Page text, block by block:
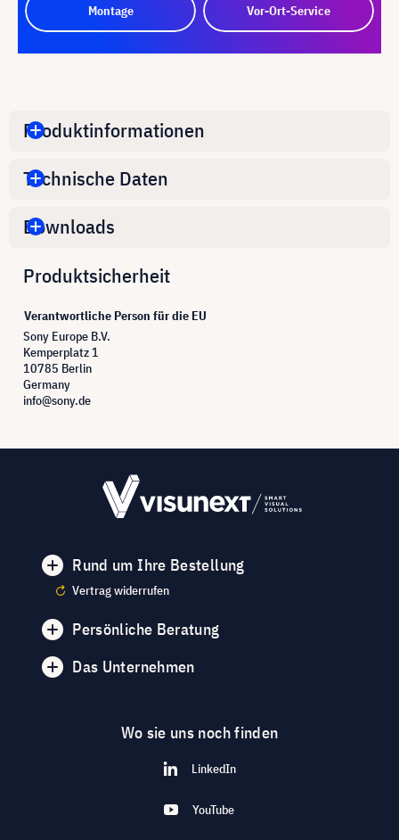
Montage Vor-Ort-Service
Produktinformationen
Technische Daten
Downloads
Produktsicherheit
Verantwortliche Person für die EU
Sony Europe B.V.
Kemperplatz 1
10785 Berlin
Germany
info@sony.de
Rund um Ihre Bestellung
Vertrag widerrufen
Persönliche Beratung
Das Unternehmen
Wo sie uns noch finden
LinkedIn
YouTube